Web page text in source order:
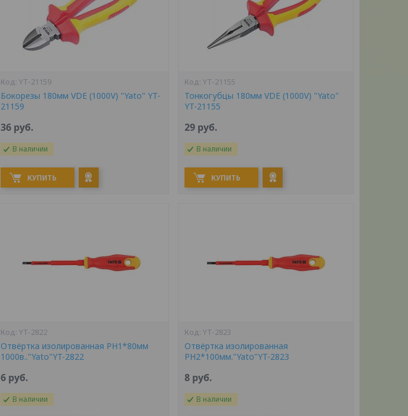
YT-21159
Бокорезы 180мм VDE (1000V) "Yato" YT-
21159
36 руб.
В наличии
КУПИТЬ
YT-21155
Тонкогубцы 180мм VDE (1000V) "Yato"
YT-21155
29 руб.
В наличии
КУПИТЬ
YT-2822
Отвёртка изолированная PH1*80мм
1000в.."Yato"YT-2822
6 руб.
В наличии
YT-2823
Отвёртка изолированная
PH2*100мм."Yato"YT-2823
8 руб.
В наличии